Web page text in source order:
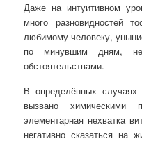
Даже на интуитивном
много разновидностей
любимому человеку,
по минувшим дням,
обстоятельствами.
В определённых
вызвано химическими
элементарная нехватка
негативно сказаться на